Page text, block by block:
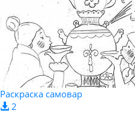
Раскраска самовар
2